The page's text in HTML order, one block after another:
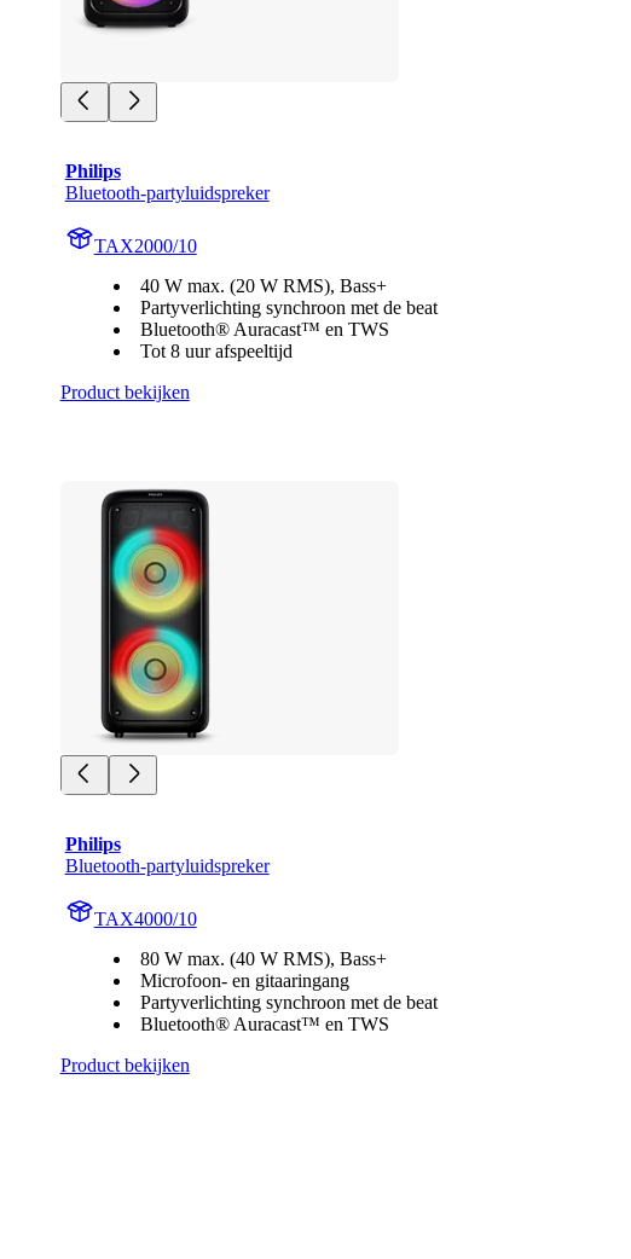
Philips
Bluetooth-partyluidspreker
TAX2000/10
40 W max. (20 W RMS), Bass+
Partyverlichting synchroon met de beat
Bluetooth® Auracast™ en TWS
Tot 8 uur afspeeltijd
Product bekijken
Philips
Bluetooth-partyluidspreker
TAX4000/10
80 W max. (40 W RMS), Bass+
Microfoon- en gitaaringang
Partyverlichting synchroon met de beat
Bluetooth® Auracast™ en TWS
Product bekijken